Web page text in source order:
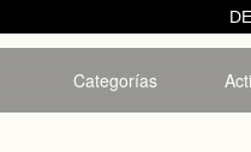
Categorías